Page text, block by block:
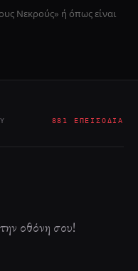
Νεκρούς» ή όπως είναι
881 ΕΠΕΙΣΌΔΙΑ
οθόνη σου!